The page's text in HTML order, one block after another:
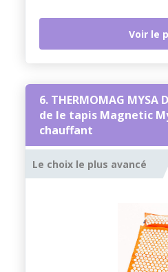
Voir le
6. THERMOMAG MYSA
de le tapis Magnetic
chauffant
Le choix le plus avancé